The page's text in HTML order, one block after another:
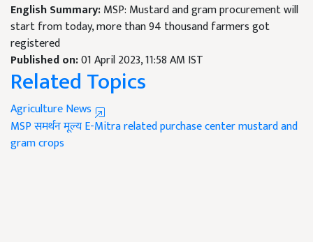
English Summary:MSP: Mustard and gram procurement will
start from today, more than 94 thousand farmers got
registered
Published on:01 April 2023, 11:58 AM IST
Related Topics
Agriculture News
MSPसमर्थन मूल्यE-Mitrarelated purchase centermustard and
gram crops